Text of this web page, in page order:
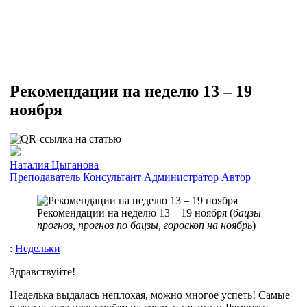
Рекомендации на неделю 13 – 19
ноября
Наталия Цыганова
Преподаватель Консультант Администратор Автор
Рекомендации на неделю 13 – 19 ноября (бацзы
прогноз, прогноз по бацзы, гороскоп на ноябрь)
: Недельки
Здравствуйте!
Неделька выдалась неплохая, можно многое успеть! Самые